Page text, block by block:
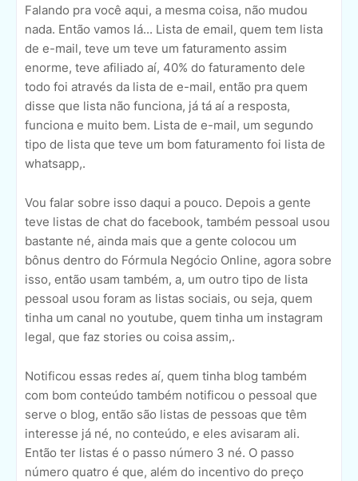
Falando pra você aqui, a mesma coisa, não mudou
nada. Então vamos lá... Lista de email, quem tem lista
de e-mail, teve um teve um faturamento assim
enorme, teve afiliado aí, 40% do faturamento dele
todo foi através da lista de e-mail, então pra quem
disse que lista não funciona, já tá aí a resposta,
funciona e muito bem. Lista de e-mail, um segundo
tipo de lista que teve um bom faturamento foi lista de
whatsapp,.
Vou falar sobre isso daqui a pouco. Depois a gente
teve listas de chat do facebook, também pessoal usou
bastante né, ainda mais que a gente colocou um
bônus dentro do Fórmula Negócio Online, agora sobre
isso, então usam também, a, um outro tipo de lista
pessoal usou foram as listas sociais, ou seja, quem
tinha um canal no youtube, quem tinha um instagram
legal, que faz stories ou coisa assim,.
Notificou essas redes aí, quem tinha blog também
com bom conteúdo também notificou o pessoal que
serve o blog, então são listas de pessoas que têm
interesse já né, no conteúdo, e eles avisaram ali.
Então ter listas é o passo número 3 né. O passo
número quatro é que, além do incentivo do preço